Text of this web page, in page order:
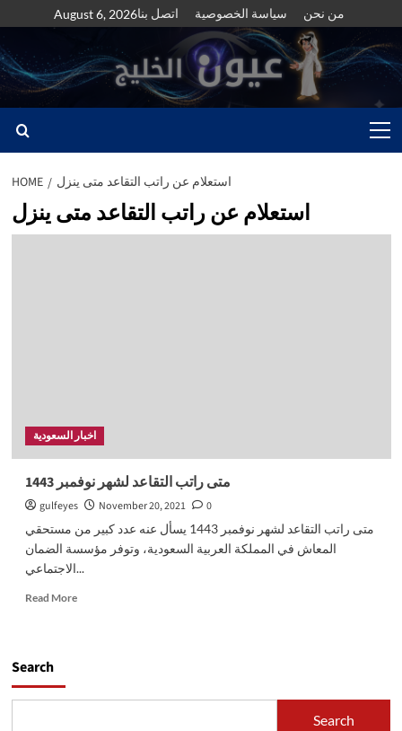
to
content
August 6, 2026اتصل بنا سياسة الخصوصية من نحن
Menu
HOME استعلام عن راتب التقاعد متى ينزل
استعلام عن راتب التقاعد متى ينزل
اخبار السعودية
متى راتب التقاعد لشهر نوفمبر 1443
gulfeyes November 20, 2021
0
متى راتب التقاعد لشهر نوفمبر 1443 يسأل عنه عدد كبير من مستحقي
المعاش في المملكة العربية السعودية، وتوفر مؤسسة الضمان
الاجتماعي...
Read MoreRead
لشهر
Search
Search